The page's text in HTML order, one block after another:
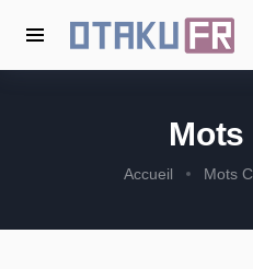
Mots
Accueil Mots